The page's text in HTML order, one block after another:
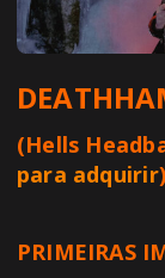
(Hells
para adquirir)
PRIMEIRAS